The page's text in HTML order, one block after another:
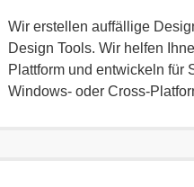
Wir erstellen auffällige
Design Tools. Wir helfen
Plattform und entwickeln für
Windows- oder Cross-